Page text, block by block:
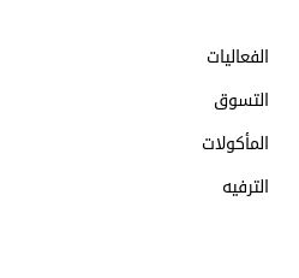
الفعاليات
التسوق
المأكولات
الترفيه